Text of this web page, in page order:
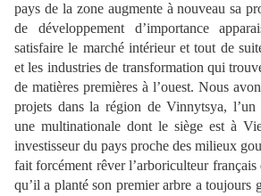
pays de la zone augmente à nouveau sa
de développement d’importance
satisfaire le marché intérieur et tout de
et les industries de transformation qui
de matières premières à l’ouest. Nous
projets dans la région de Vinnytsya,
une multinationale dont le siège est à
investisseur du pays proche des milieux
fait forcément rêver l’arboriculteur
qu’il a planté son premier arbre a toujours